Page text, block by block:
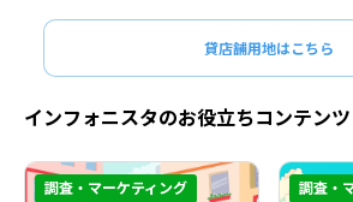
貸店舗用地はこちら
インフォニスタのお役立ちコンテンツ
調査・マーケティング 調査・